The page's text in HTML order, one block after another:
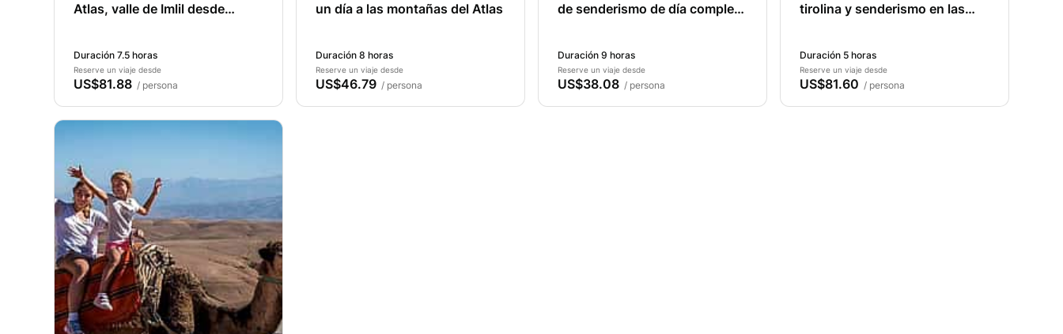
Atlas, valle de Imlil desde
Duración 7.5 horas
Reserve un viaje desde
US$81.88 / persona
un día a las montañas del Atlas
Duración 8 horas
Reserve un viaje desde
US$46.79 / persona
de senderismo de día completo
Duración 9 horas
Reserve un viaje desde
US$38.08 / persona
tirolina y senderismo en las
Marrakesh, Marruecos.
Duración 5 horas
Reserve un viaje desde
US$81.60 / persona